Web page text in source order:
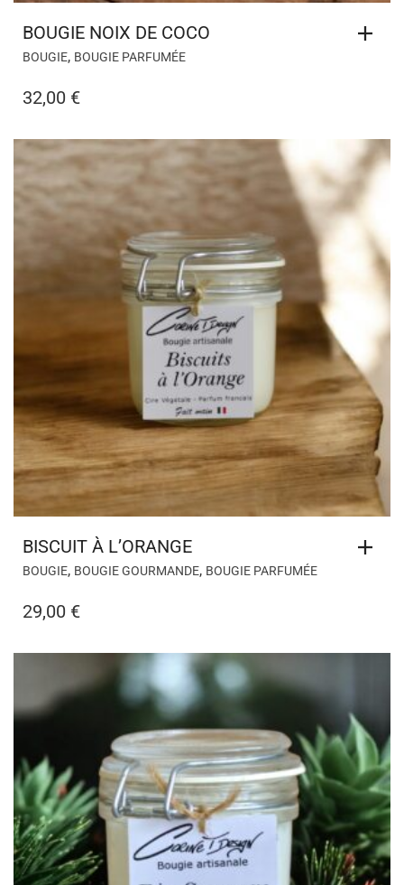
BOUGIE NOIX DE COCO
BOUGIE, BOUGIE PARFUMÉE
32,00 €
BISCUIT À L’ORANGE
BOUGIE, BOUGIE GOURMANDE, BOUGIE PARFUMÉE
29,00 €